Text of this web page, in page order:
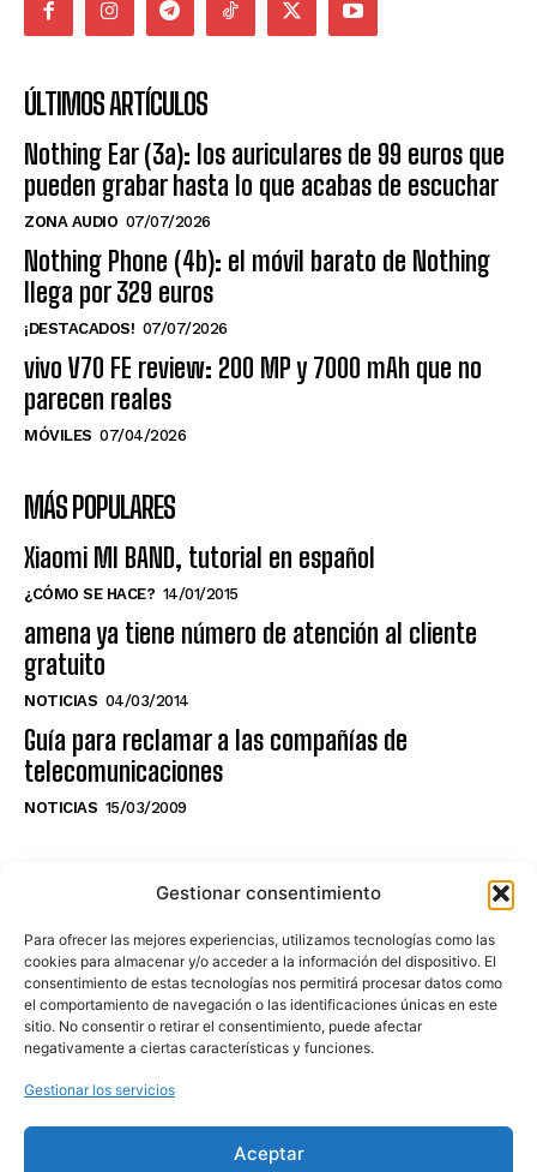
Gestionar consentimiento
Para ofrecer las mejores experiencias, utilizamos tecnologías como las
cookies para almacenar y/o acceder a la información del dispositivo. El
consentimiento de estas tecnologías nos permitirá procesar datos como
el comportamiento de navegación o las identificaciones únicas en este
sitio. No consentir o retirar el consentimiento, puede afectar
negativamente a ciertas características y funciones.
Gestionar los servicios
Aceptar
ÚLTIMOS ARTÍCULOS
Nothing Ear (3a): los auriculares de 99 euros que
pueden grabar hasta lo que acabas de escuchar
ZONA AUDIO 07/07/2026
Nothing Phone (4b): el móvil barato de Nothing
llega por 329 euros
¡DESTACADOS! 07/07/2026
vivo V70 FE review: 200 MP y 7000 mAh que no
parecen reales
MÓVILES 07/04/2026
MÁS POPULARES
Xiaomi MI BAND, tutorial en español
¿CÓMO SE HACE? 14/01/2015
amena ya tiene número de atención al cliente
gratuito
NOTICIAS 04/03/2014
Guía para reclamar a las compañías de
telecomunicaciones
NOTICIAS 15/03/2009
NO TE PIERDAS LO ÚLTIMO DEL CANAL
Haz clic en «Estoy de acuerdo» para
activar Youtube
POLÍTICA DE COOKIES